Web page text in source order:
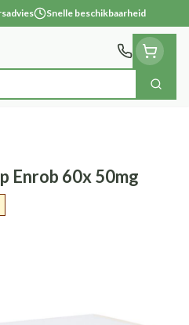
Snelle beschikbaarheid
Zoek
Enrob 60x 50mg